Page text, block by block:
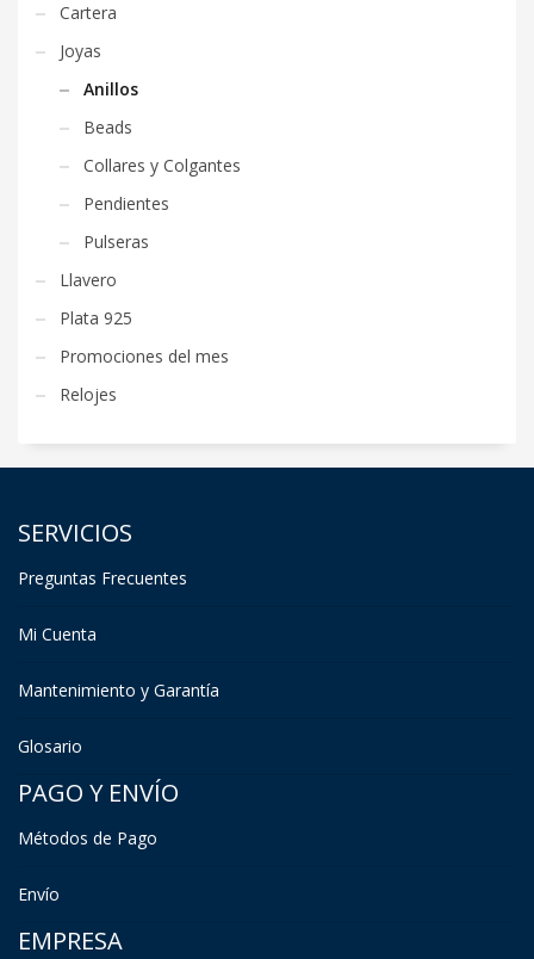
Cartera
Joyas
Anillos
Beads
Collares y Colgantes
Pendientes
Pulseras
Llavero
Plata 925
Promociones del mes
Relojes
SERVICIOS
Preguntas Frecuentes
Mi Cuenta
Mantenimiento y Garantía
Glosario
PAGO Y ENVÍO
Métodos de Pago
Envío
EMPRESA